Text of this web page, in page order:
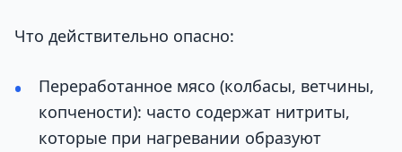
Что действительно опасно:
Переработанное мясо (колбасы, ветчины,
копчености): часто содержат нитриты,
которые при нагревании образуют